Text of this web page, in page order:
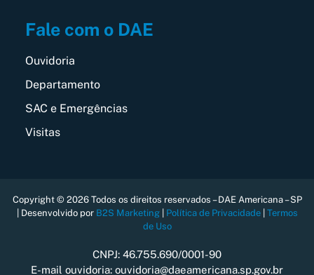
Fale com o DAE
Ouvidoria
Departamento
SAC e Emergências
Visitas
Copyright © 2026 Todos os direitos reservados – DAE Americana – SP
| Desenvolvido por B2S Marketing| Política de Privacidade| Termos
de Uso
CNPJ: 46.755.690/0001-90
E-mail ouvidoria: ouvidoria@daeamericana.sp.gov.br